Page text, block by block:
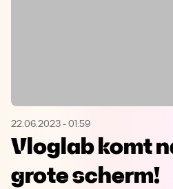
Microsoft Edge
Opera
22.06.2023 - 01:59
Vloglab komt
grote scherm!